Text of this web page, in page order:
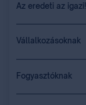
Az eredeti az igazi!
Vállalkozásoknak
Fogyasztóknak